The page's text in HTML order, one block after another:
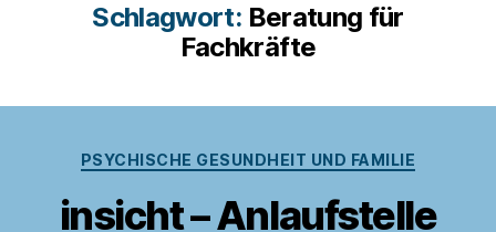
Schlagwort: Beratung für
Fachkräfte
Kategorien
PSYCHISCHE GESUNDHEIT UND FAMILIE
insicht – Anlaufstelle